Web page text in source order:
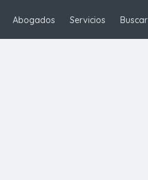
Abogados Servicios Buscar